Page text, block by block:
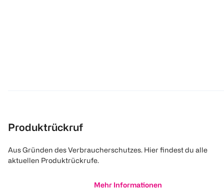
Produktrückruf
Aus Gründen des Verbraucherschutzes. Hier findest du alle
aktuellen Produktrückrufe.
Mehr Informationen